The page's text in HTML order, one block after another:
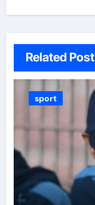
Related Post
sport